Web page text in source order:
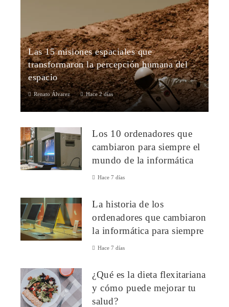
Las 15 misiones espaciales que
transformaron la percepción humana del
espacio
Renato Álvarez Hace 2 días
Las 15 misiones espaciales más importantes de la historiaLa
y la visión que l...
Los 10 ordenadores que
cambiaron para siempre el
mundo de la informática
Hace 7 días
La historia de los
ordenadores que cambiaron
la informática para siempre
Hace 7 días
¿Qué es la dieta flexitariana
y cómo puede mejorar tu
salud?